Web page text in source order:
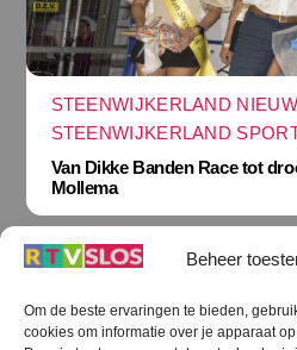
Beheer
Om de beste ervaringen te bieden,
cookies om informatie over je apparaat
STEENWIJKERLAND
STEENWIJKERLAND SPORT
Van Dikke Banden Race tot
Mollema